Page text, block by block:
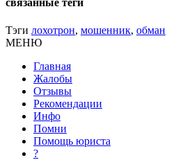
связанные теги
Тэги лохотрон, мошенник, обман
МЕНЮ
Главная
Жалобы
Отзывы
Рекомендации
Инфо
Помни
Помощь юриста
?